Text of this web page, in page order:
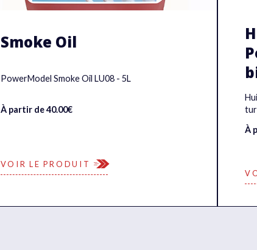
Smoke Oil
PowerModel Smoke Oil LU08 - 5L
À partir de 40.00€
VOIR LE PRODUIT
À